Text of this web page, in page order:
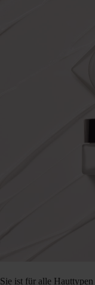
Sie ist für alle